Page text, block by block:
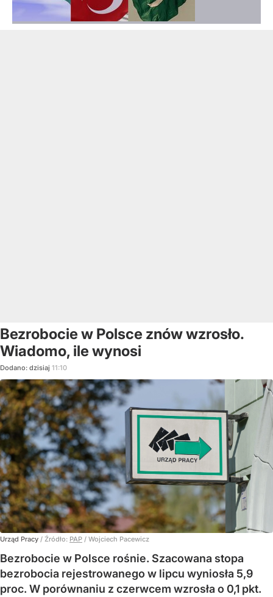
Bezrobocie w Polsce znów wzrosło.
Wiadomo, ile wynosi
Dodano: dzisiaj 11:10
Urząd Pracy / Źródło: PAP / Wojciech Pacewicz
Bezrobocie w Polsce rośnie. Szacowana stopa
bezrobocia rejestrowanego w lipcu wyniosła 5,9
proc. W porównaniu z czerwcem wzrosła o 0,1 pkt.